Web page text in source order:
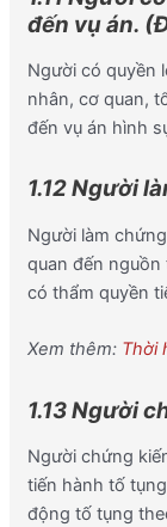
đến vụ án.
Người có quyền
nhân, cơ quan,
đến vụ án hình
1.12 Người
Người làm
quan đến nguồn
có thẩm quyền
Xem thêm: Thời
1.13 Người
Người chứng
tiến hành tố
động tố tụng